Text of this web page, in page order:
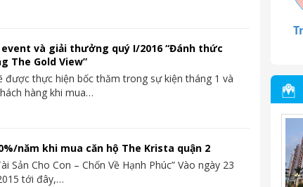
và giải thưởng quý I/2016 “Đánh thức
The Gold View”
được thực hiện bốc thăm trong sự kiện tháng 1 và
hàng khi mua…
năm khi mua căn hộ The Krista quận 2
Sản Cho Con – Chốn Về Hạnh Phúc” Vào ngày 23
tới đây,…